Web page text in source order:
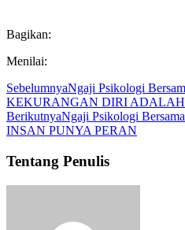
Bagikan:
Menilai:
SebelumnyaNgaji Psikologi
KEKURANGAN DIRI
BerikutnyaNgaji Psikologi
INSAN PUNYA PERAN
Tentang Penulis